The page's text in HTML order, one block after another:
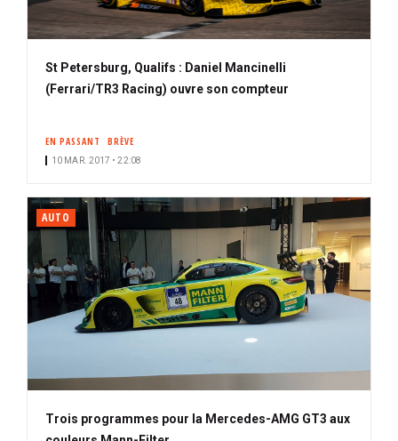
St Petersburg, Qualifs : Daniel Mancinelli
(Ferrari/TR3 Racing) ouvre son compteur
EN PASSANT BRÈVE
10 MAR. 2017 • 22:08
AUTO
Trois programmes pour la Mercedes-AMG GT3 aux